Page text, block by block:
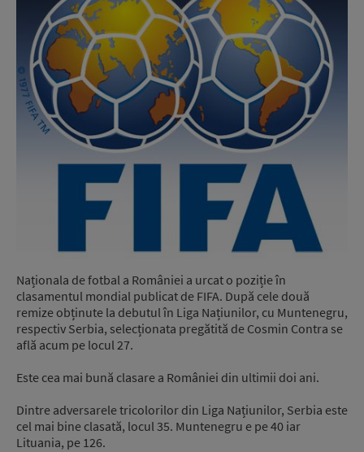
Naționala de fotbal a României a urcat o poziție în
clasamentul mondial publicat de FIFA. După cele două
remize obținute la debutul în Liga Națiunilor, cu Muntenegru,
respectiv Serbia, selecționata pregătită de Cosmin Contra se
află acum pe locul 27.
Este cea mai bună clasare a României din ultimii doi ani.
Dintre adversarele tricolorilor din Liga Națiunilor, Serbia este
cel mai bine clasată, locul 35. Muntenegru e pe 40 iar
Lituania, pe 126.